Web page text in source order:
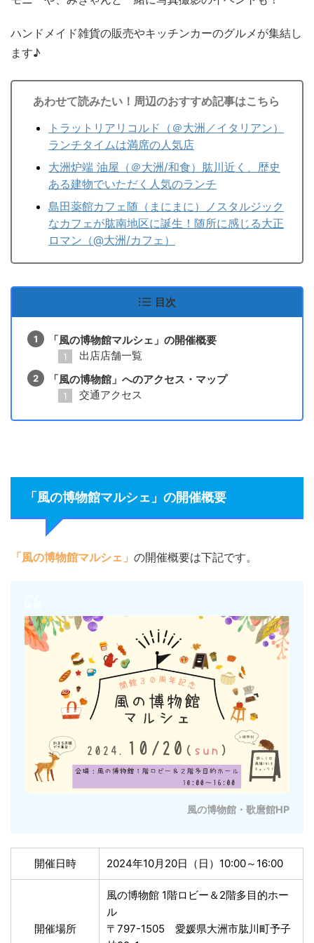
ハンドメイド雑貨の販売やキッチンカーのグルメが集結し
ます♪
あわせて読みたい！周辺のおすすめ記事はこちら
トラットリアリコルド（＠大洲／イタリアン）
ランチタイムは満席の人気店
大洲炉端 油屋（＠大洲/和食）肱川近く、歴史
ある建物でいただく人気のランチ
島田薬館カフェ随（まにまに）ノスタルジック
なカフェが肱南地区に誕生！随所に感じる大正
ロマン（@大洲/カフェ）
目次
「風の博物館マルシェ」の開催概要
出店店舗一覧
「風の博物館」へのアクセス・マップ
交通アクセス
「風の博物館マルシェ」の開催概要
「風の博物館マルシェ」 の開催概要は下記です。
風の博物館・歌麿館HP
開催日時 2024年10月20日（日）10:00～16:00
開催場所
風の博物館 1階ロビー＆2階多目的ホー
ル
〒797-1505 愛媛県大洲市肱川町予子